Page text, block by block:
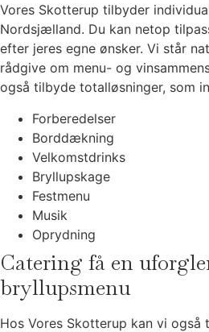
Vores Skotterup tilbyder
Nordsjælland. Du kan netop
efter jeres egne ønsker. Vi står
rådgive om menu- og
også tilbyde totalløsninger, som
Forberedelser
Borddækning
Velkomstdrinks
Bryllupskage
Festmenu
Musik
Oprydning
Catering få en
bryllupsmenu
Hos Vores Skotterup kan vi også